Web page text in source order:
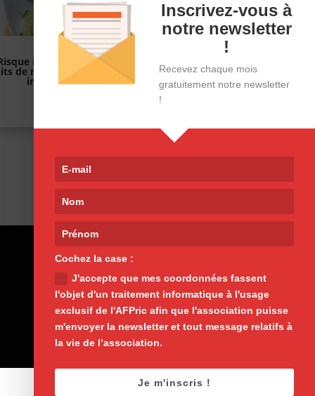
lié à la consommation de
de mer quand on est traité par
immunomodulateur
Inscrivez-vous à
notre newsletter
!
Recevez chaque mois
gratuitement notre newsletter
!
Cochez la case :
J'accepte que mes coordonnées fassent
l'objet d'un traitement informatique à l'usage
exclusif de l'AFPric afin que l'association puisse
m'envoyer la newsletter et tout message relatifs à
la vie de l’association.
Je m'inscris !